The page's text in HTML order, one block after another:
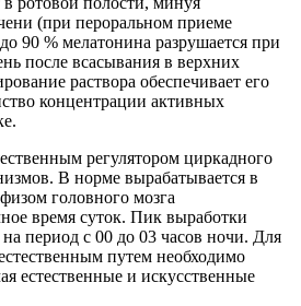
(при пероральном приеме
90 % мелатонина разрушается при
после всасывания в верхних
раствора обеспечивает его
концентрации активных
регулятором циркадного
В норме вырабатывается в
головного мозга
время суток. Пик выработки
период с 00 до 03 часов ночи. Для
путем необходимо
естественные и искусственные